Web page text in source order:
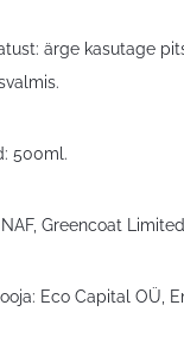
ärge kasutage
500ml.
Greencoat
Eco Capital OÜ,